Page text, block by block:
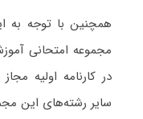
همچنین با توجه به
مجموعه امتحانی
در کارنامه اولیه
سایر رشته‌های این